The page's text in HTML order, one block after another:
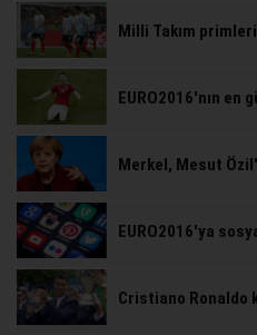
Milli Takım
EURO2016'nın en
Merkel, Mesut
EURO2016'ya
Cristiano Ronaldo